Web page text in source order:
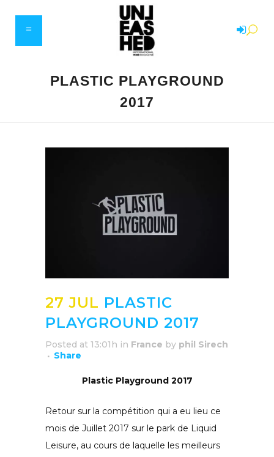
PLASTIC PLAYGROUND
2017
27 JUL PLASTIC
PLAYGROUND 2017
Posted at 13:01h in France by phil Sirech
Share
Plastic Playground 2017
Retour sur la compétition qui a eu lieu ce
mois de Juillet 2017 sur le park de Liquid
Leisure, au cours de laquelle les meilleurs